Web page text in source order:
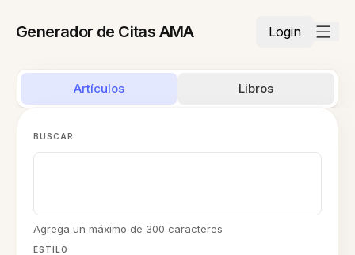
Generador de Citas AMA Login
Artículos Libros
ESTILO
BUSCAR
Agrega un máximo de 300 caracteres